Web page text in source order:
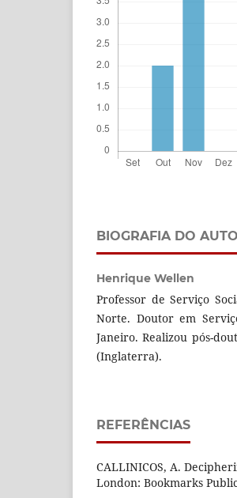
BIOGRAFIA DO
Henrique Wellen
Professor de Serviço
Norte. Doutor em
Janeiro. Realizou pós-
(Inglaterra).
REFERÊNCIAS
CALLINICOS, A.
London: Bookmarks